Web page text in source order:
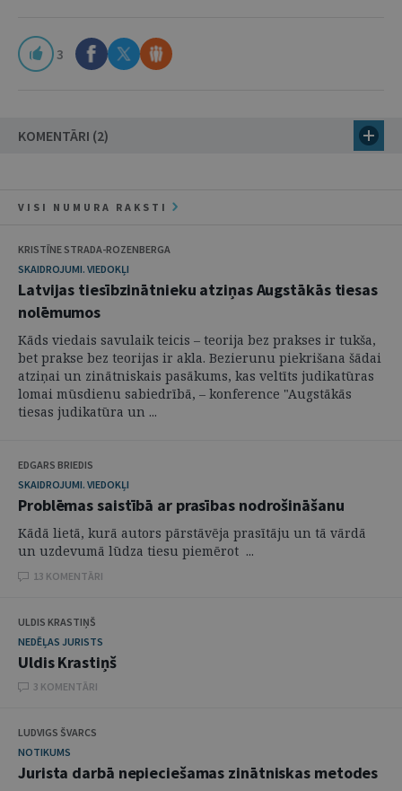
3
KOMENTĀRI (2)
VISI NUMURA RAKSTI
KRISTĪNE STRADA-ROZENBERGA
SKAIDROJUMI. VIEDOKĻI
Latvijas tiesībzinātnieku atziņas Augstākās tiesas
nolēmumos
Kāds viedais savulaik teicis – teorija bez prakses ir tukša,
bet prakse bez teorijas ir akla. Bezierunu piekrišana šādai
atziņai un zinātniskais pasākums, kas veltīts judikatūras
lomai mūsdienu sabiedrībā, – konference "Augstākās
tiesas judikatūra un ...
EDGARS BRIEDIS
SKAIDROJUMI. VIEDOKĻI
Problēmas saistībā ar prasības nodrošināšanu
Kādā lietā, kurā autors pārstāvēja prasītāju un tā vārdā
un uzdevumā lūdza tiesu piemērot ...
13 KOMENTĀRI
ULDIS KRASTIŅŠ
NEDĒĻAS JURISTS
Uldis Krastiņš
3 KOMENTĀRI
LUDVIGS ŠVARCS
NOTIKUMS
Jurista darbā nepieciešamas zinātniskas metodes